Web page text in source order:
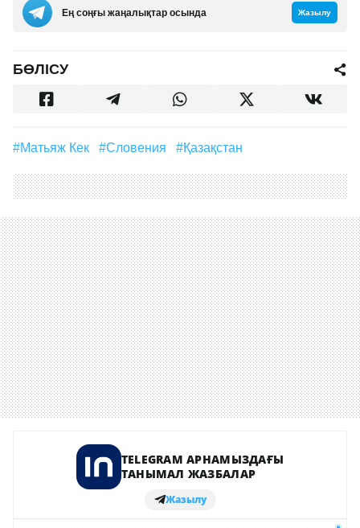
Ең соңғы жаңалықтар осында Жазылу
БӨЛІСУ
#Матьяж Кек #Словения #Қазақстан